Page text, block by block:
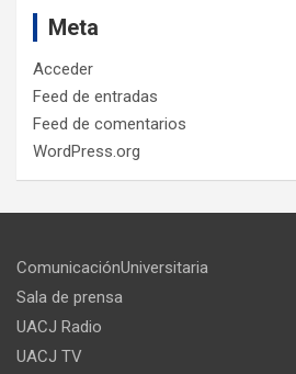
Meta
Acceder
Feed de entradas
Feed de comentarios
WordPress.org
ComunicaciónUniversitaria
Sala de prensa
UACJ Radio
UACJ TV